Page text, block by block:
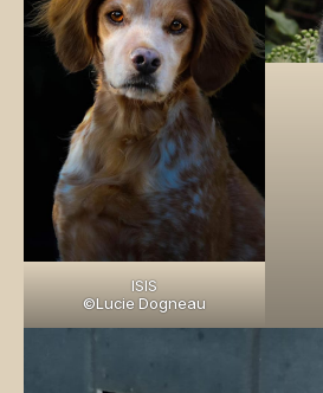
ISIS
©Lucie Dogneau